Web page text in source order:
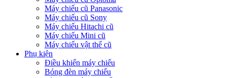
Máy chiếu cũ Panasonic
Máy chiếu cũ Sony
Máy chiếu Hitachi cũ
Máy chiếu Mini cũ
Máy chiếu vật thể cũ
Phụ kiện
Điều khiển máy chiếu
Bóng đèn máy chiếu